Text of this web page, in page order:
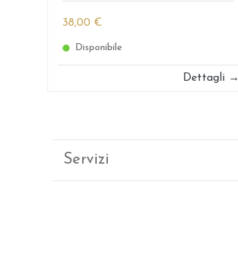
38,00 €
Disponibile
Dettagli →
Servizi